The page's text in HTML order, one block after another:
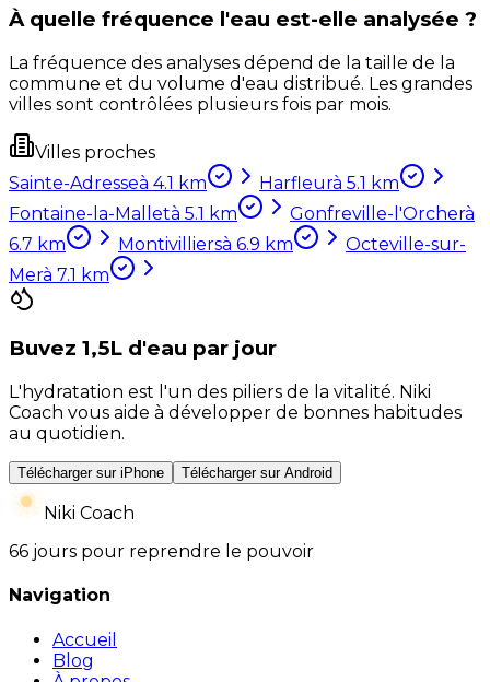
À quelle fréquence l'eau est-elle analysée ?
La fréquence des analyses dépend de la taille de la
commune et du volume d'eau distribué. Les grandes
villes sont contrôlées plusieurs fois par mois.
Villes proches
Sainte-Adresseà 4.1 km Harfleurà 5.1 km
Fontaine-la-Malletà 5.1 km Gonfreville-l'Orcherà
6.7 km Montivilliersà 6.9 km
Octeville-sur-
Merà 7.1 km
Buvez 1,5L d'eau par jour
L'hydratation est l'un des piliers de la vitalité. Niki
Coach vous aide à développer de bonnes habitudes
au quotidien.
Télécharger sur iPhone Télécharger sur Android
Niki Coach
66 jours pour reprendre le pouvoir
Navigation
Accueil
Blog